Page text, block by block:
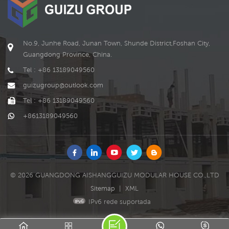
modificações. a loja de
contêineres é um dos
No.9, Junhe Road, Junan Town, Shunde District,Foshan City,
Guangdong Province, China.
Tel : +86 13189049560
guizugroup@outlook.com
Tel : +86 13189049560
+8613189049560
© 2026 GUANGDONG AISHANGGUIZU MODULAR HOUSE CO.,LTD
Sitemap
XML
IPv6 rede suportada